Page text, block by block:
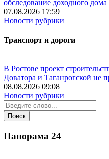
обследование доходного
07.08.2026 17:59
Новости рубрики
Транспорт и дороги
В Ростове проект
Доватора и Таганрогской не
08.08.2026 09:08
Новости рубрики
Панорама 24